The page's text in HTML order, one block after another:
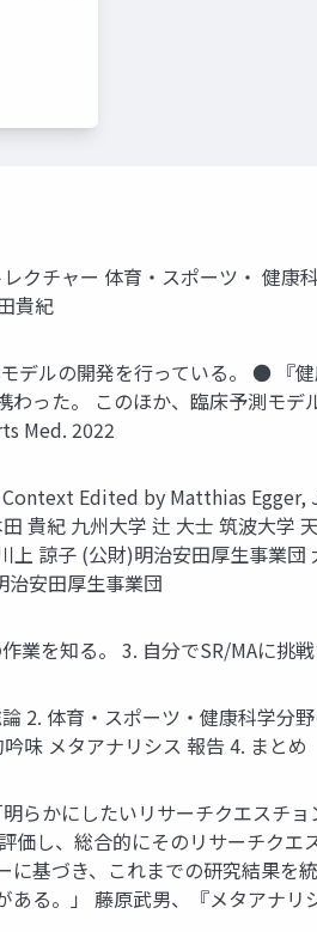
クチャー 体育・スポーツ・ 健
貴紀
デルの開発を行っている。 ● 『
った。 このほか、臨床予測モ
Med. 2022
Edited by Matthias
貴紀 九州大学 辻 大士 筑波大学
諒子 (公財)明治安田厚生事業
治安田厚生事業団
を知る。 3. 自分でSR/MAに挑
2. 体育・スポーツ・健康科学分
味 メタアナリシス 報告 4. まとめ
らかにしたいリサーチクエスチ
価し、総合的にそのリサーチク
基づき、これまでの研究結果を
る。」 藤原武男、『メタアナリ